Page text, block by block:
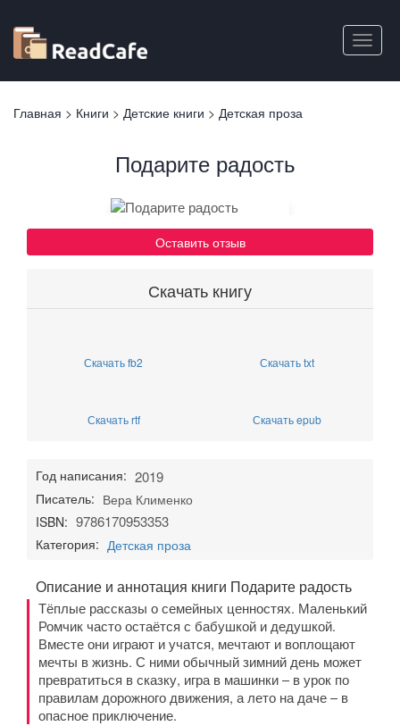
основному
содержанию
Toggle
Вы
Главная > Книги > Детские книги > Детская проза
Подарите радость
Оставить отзыв
Скачать книгу
Скачать fb2 Скачать txt
Скачать rtf Скачать epub
Год написания: 2019
Писатель: Вера Клименко
ISBN: 9786170953353
Категория: Детская проза
Описание и аннотация книги Подарите радость
Тёплые рассказы о семейных ценностях. Маленький
Ромчик часто остаётся с бабушкой и дедушкой.
Вместе они играют и учатся, мечтают и воплощают
мечты в жизнь. С ними обычный зимний день может
превратиться в сказку, игра в машинки – в урок по
правилам дорожного движения, а лето на даче – в
опасное приключение.